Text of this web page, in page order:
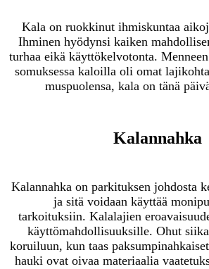
Kala on ruokkinut ih­mis­kun­taa
Ihminen hyödynsi kaiken
turhaa eikä käyt­tö­kel­vo­ton­ta.
so­muk­ses­sa kaloilla oli omat
mus­puo­len­sa, kala on tänä
Ka­lan­nah­ka
Kalannahka on parkituksen johdosta
ja sitä voidaan käyttää
tarkoituksiin. Kalalajien
käyttömahdollisuuksille. Ohut
koruiluun, kun taas
hauki ovat oivaa materiaalia